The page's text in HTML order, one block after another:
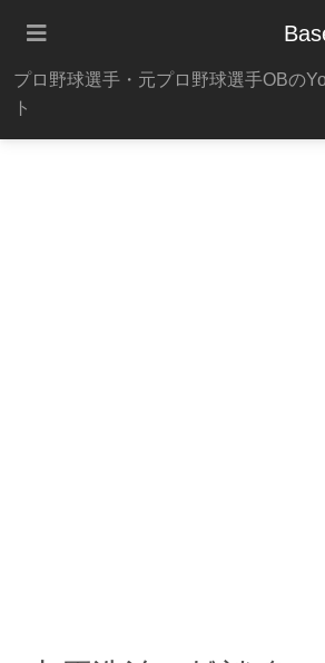
プロ野球選手・元プロ野球選手OBの
ト